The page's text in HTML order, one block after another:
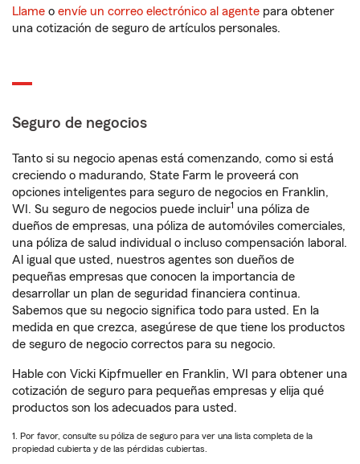
Llame o envíe un correo electrónico al agente para obtener
una cotización de seguro de artículos personales.
Seguro de negocios
Tanto si su negocio apenas está comenzando, como si está
creciendo o madurando, State Farm le proveerá con
opciones inteligentes para seguro de negocios en Franklin,
WI. Su seguro de negocios puede incluir1 una póliza de
dueños de empresas, una póliza de automóviles comerciales,
una póliza de salud individual o incluso compensación laboral.
Al igual que usted, nuestros agentes son dueños de
pequeñas empresas que conocen la importancia de
desarrollar un plan de seguridad financiera continua.
Sabemos que su negocio significa todo para usted. En la
medida en que crezca, asegúrese de que tiene los productos
de seguro de negocio correctos para su negocio.
Hable con Vicki Kipfmueller en Franklin, WI para obtener una
cotización de seguro para pequeñas empresas y elija qué
productos son los adecuados para usted.
1. Por favor, consulte su póliza de seguro para ver una lista completa de la
propiedad cubierta y de las pérdidas cubiertas.